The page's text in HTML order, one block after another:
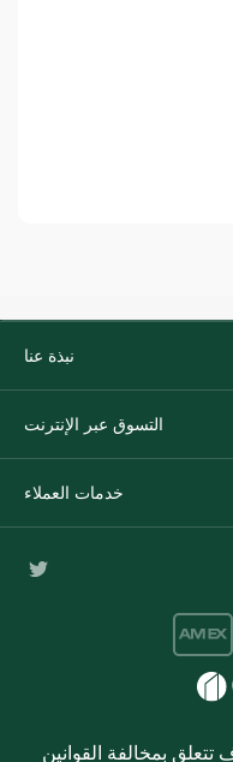
نبذة عنا
التسوق عبر الإنترنت
خدمات العملاء
بمخالفة القوانين